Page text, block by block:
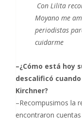
Con Lilita
Moyano me
periodistas
cuidarme
–¿Cómo está hoy
descalificó
Kirchner?
–Recompusimos la
encontraron